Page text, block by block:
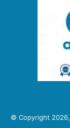
© Copyright